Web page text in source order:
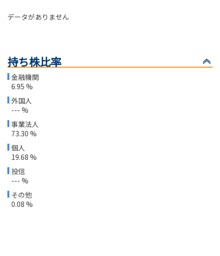
データがありません
持ち株比率
金融機関
6.95 %
外国人
--- %
事業法人
73.30 %
個人
19.68 %
投信
--- %
その他
0.08 %